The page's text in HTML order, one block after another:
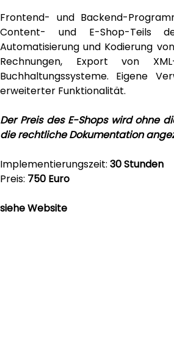
Frontend- und Backend-
Content- und E-Shop-Teils
Automatisierung und Kodierung
Rechnungen, Export von
Buchhaltungssysteme. Eigene
erweiterter Funktionalität.
Der Preis des E-Shops wird ohne
die rechtliche Dokumentation
Implementierungszeit: 30 Stunden
Preis: 750 Euro
siehe Website